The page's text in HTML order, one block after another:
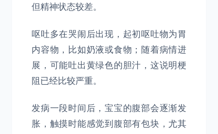
但精神状态较差。
呕吐多在哭闹后出现，起初呕吐物为胃
内容物，比如奶液或食物；随着病情进
展，可能吐出黄绿色的胆汁，这说明梗
阻已经比较严重。
发病一段时间后，宝宝的腹部会逐渐发
胀，触摸时能感觉到腹部有包块，尤其